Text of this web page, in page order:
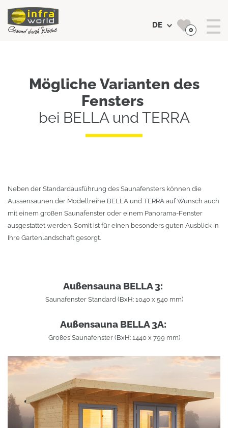
DE 0
Mögliche Varianten des
Fensters
bei BELLA und TERRA
Neben der Standardausführung des Saunafensters können die
Aussensaunen der Modellreihe BELLA und TERRA auf Wunsch auch
mit einem großen Saunafenster oder einem Panorama-Fenster
ausgestattet werden. Somit ist für einen besonders guten Ausblick in
Ihre Gartenlandschaft gesorgt.
Außensauna BELLA 3:
Saunafenster Standard (BxH: 1040 x 540 mm)
Außensauna BELLA 3A:
Großes Saunafenster (BxH: 1440 x 799 mm)